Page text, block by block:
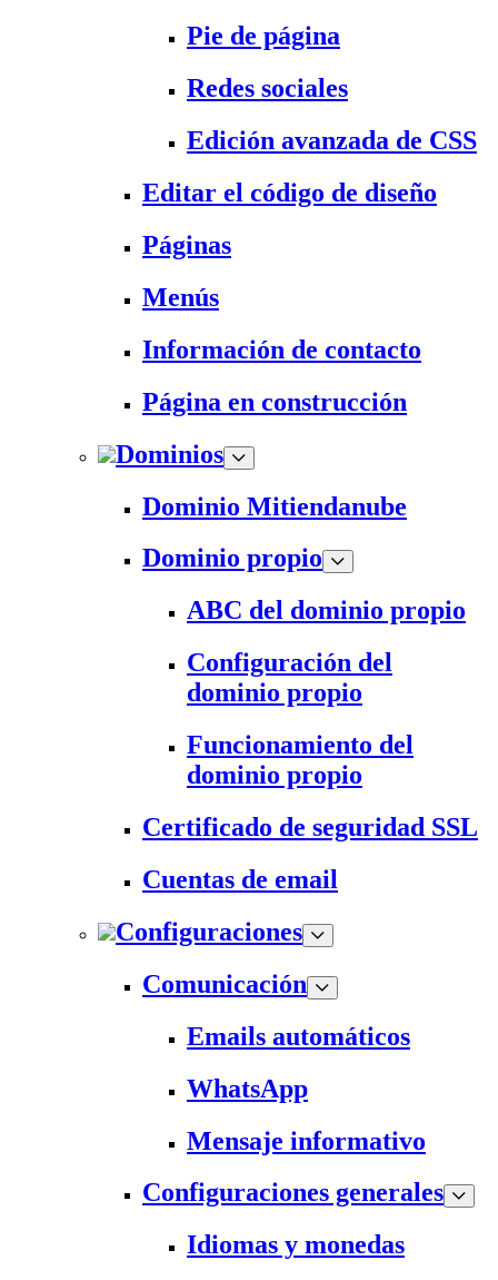
Pie de página
Redes sociales
Edición avanzada de CSS
Editar el código de diseño
Páginas
Menús
Información de contacto
Página en construcción
Dominios
Dominio Mitiendanube
Dominio propio
ABC del dominio propio
Configuración del
dominio propio
Funcionamiento del
dominio propio
Certificado de seguridad SSL
Cuentas de email
Configuraciones
Comunicación
Emails automáticos
WhatsApp
Mensaje informativo
Configuraciones generales
Idiomas y monedas